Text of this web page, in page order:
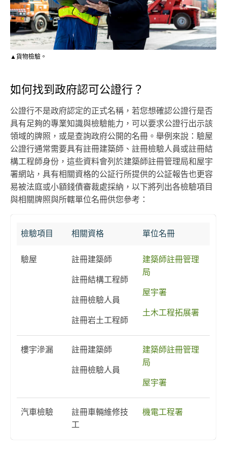
▲貨物檢驗。
如何找到政府認可公證行？
公證行不是政府認定的正式名稱，若您想確認公證行是否
具有足夠的專業知識與檢驗能力，可以要求公證行出示該
領域的牌照，或是查詢政府公開的名冊。舉例來說：驗屋
公證行通常需要具有註冊建築師、註冊檢驗人員或註冊結
構工程師身份，這些資料會列於建築師註冊管理局和屋宇
署網站，具有相關資格的公証行所提供的公証報告也更容
易被法庭或小額錢債審裁處採納，以下將列出各檢驗項目
與相關牌照與所轄單位名冊供您參考：
檢驗項目 相關資格 單位名冊
驗屋 註冊建築師
註冊結構工程師
註冊檢驗人員
註冊岩土工程師
建築師註冊管理
局
屋宇署
土木工程拓展署
樓宇滲漏 註冊建築師
註冊檢驗人員
建築師註冊管理
局
屋宇署
汽車檢驗
註冊車輛維修技
工
機電工程署